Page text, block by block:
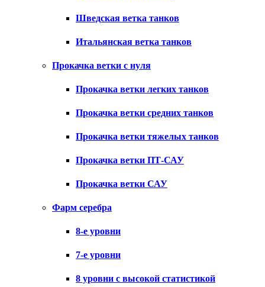
Шведская ветка танков
Итальянская ветка танков
Прокачка ветки с нуля
Прокачка ветки легких танков
Прокачка ветки средних танков
Прокачка ветки тяжелых танков
Прокачка ветки ПТ-САУ
Прокачка ветки САУ
Фарм серебра
8-е уровни
7-е уровни
8 уровни с высокой статистикой